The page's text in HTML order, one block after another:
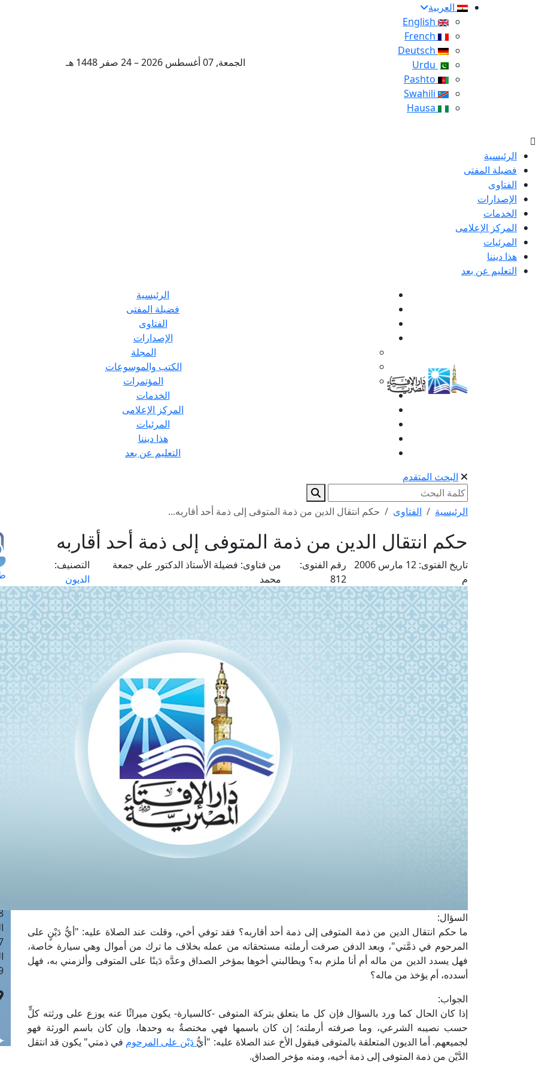
العربية
الجمعة, 07 أغسطس 2026 – 24 صفر 1448 هـ
الرئيسية
فضيلة المفتى
الفتاوى
الإصدارات
الخدمات
المركز الإعلامى
المرئيات
هذا ديننا
التعليم عن بعد
الرئيسية
فضيلة المفتى
الفتاوى
الإصدارات
المجلة
الكتب والموسوعات
المؤتمرات
الخدمات
المركز الإعلامى
المرئيات
هذا ديننا
التعليم عن بعد
البحث المتقدم
الرئيسية الفتاوى حكم انتقال الدين من ذمة المتوفى إلى ذمة أحد أقاربه...
حكم انتقال الدين من ذمة المتوفى إلى ذمة أحد أقاربه
تاريخ الفتوى:
12 مارس 2006
م
رقم الفتوى:
812
من فتاوى: فضيلة الأستاذ الدكتور علي جمعة
محمد
التصنيف:
الديون
السؤال:
ما حكم انتقال الدين من ذمة المتوفى إلى ذمة أحد أقاربه؟ فقد توفي أخي، وقلت عند الصلاة عليه: "أيُّ دَيْنٍ على
المرحوم في ذمَّتي"، وبعد الدفن صرفت أرملته مستحقاته من عمله بخلاف ما ترك من أموال وهي سيارة خاصة،
فهل يسدد الدين من ماله أم أنا ملزم به؟ ويطالبني أخوها بمؤخر الصداق وعدَّه دَينًا على المتوفى وألزمني به، فهل
أسدده، أم يؤخذ من ماله؟
الجواب:
إذا كان الحال كما ورد بالسؤال فإن كل ما يتعلق بتركة المتوفى -كالسيارة- يكون ميراثًا عنه يوزع على ورثته كلٍّ
حسب نصيبه الشرعي، وما صرفته أرملته؛ إن كان باسمها فهي مختصةٌ به وحدها، وإن كان باسم الورثة فهو
لجميعهم. أما الديون المتعلقة بالمتوفى فبقول الأخ عند الصلاة عليه: "أيُّ دَيْن على المرحوم في ذمتي" يكون قد انتقل
الدَّيْن من ذمة المتوفى إلى ذمة أخيه، ومنه مؤخر الصداق.